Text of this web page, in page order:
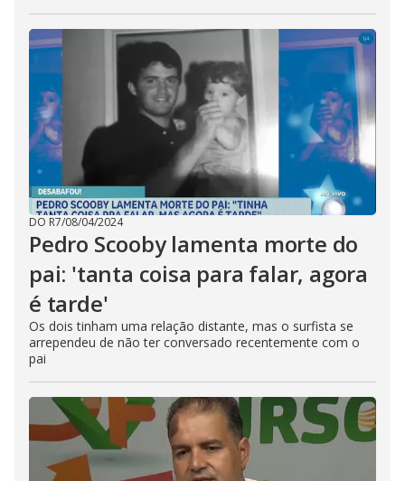
DO R7/08/04/2024
Pedro Scooby lamenta morte do
pai: 'tanta coisa para falar, agora
é tarde'
Os dois tinham uma relação distante, mas o surfista se
arrependeu de não ter conversado recentemente com o
pai